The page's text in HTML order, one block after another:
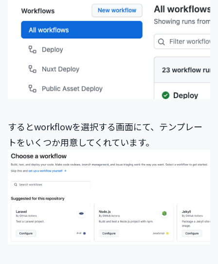
するとworkflowを選択する画面にて、テンプレー
トをいくつか用意してくれています。